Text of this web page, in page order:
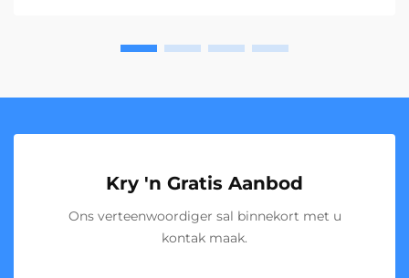
Kry 'n Gratis Aanbod
Ons verteenwoordiger sal binnekort met u
kontak maak.